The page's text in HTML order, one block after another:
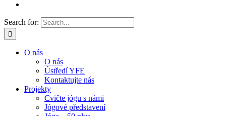
Search for:
O nás
O nás
Ústředí YFE
Kontaktujte nás
Projekty
Cvičte jógu s námi
Jógové představení